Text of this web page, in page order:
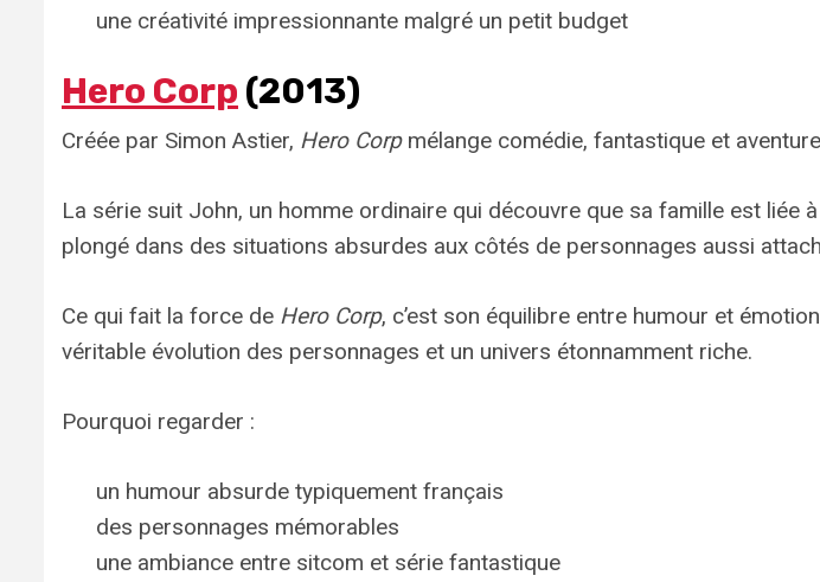
une créativité impressionnante malgré un petit budget
Hero Corp (2013)
Créée par Simon Astier, Hero Corpmélange comédie, fantastique et
La série suit John, un homme ordinaire qui découvre que sa famille est
plongé dans des situations absurdes aux côtés de personnages aussi
Ce qui fait la force de Hero Corp, c’est son équilibre entre humour et
véritable évolution des personnages et un univers étonnamment riche.
Pourquoi regarder :
un humour absurde typiquement français
des personnages mémorables
une ambiance entre sitcom et série fantastique